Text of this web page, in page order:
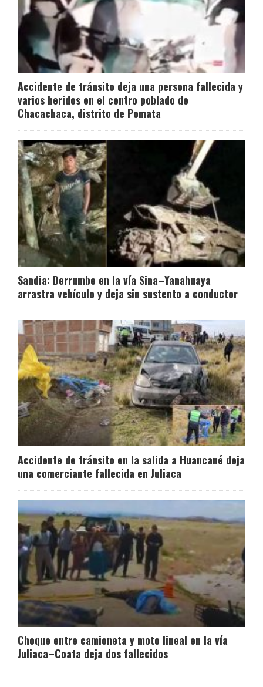
Accidente de tránsito deja una persona fallecida y
varios heridos en el centro poblado de
Chacachaca, distrito de Pomata
Sandia: Derrumbe en la vía Sina–Yanahuaya
arrastra vehículo y deja sin sustento a conductor
Accidente de tránsito en la salida a Huancané deja
una comerciante fallecida en Juliaca
Choque entre camioneta y moto lineal en la vía
Juliaca–Coata deja dos fallecidos